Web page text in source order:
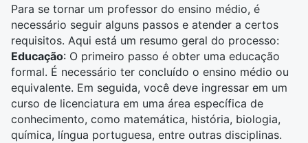
Para se tornar um professor do ensino médio, é
necessário seguir alguns passos e atender a certos
requisitos. Aqui está um resumo geral do processo:
Educação: O primeiro passo é obter uma educação
formal. É necessário ter concluído o ensino médio ou
equivalente. Em seguida, você deve ingressar em um
curso de licenciatura em uma área específica de
conhecimento, como matemática, história, biologia,
química, língua portuguesa, entre outras disciplinas.